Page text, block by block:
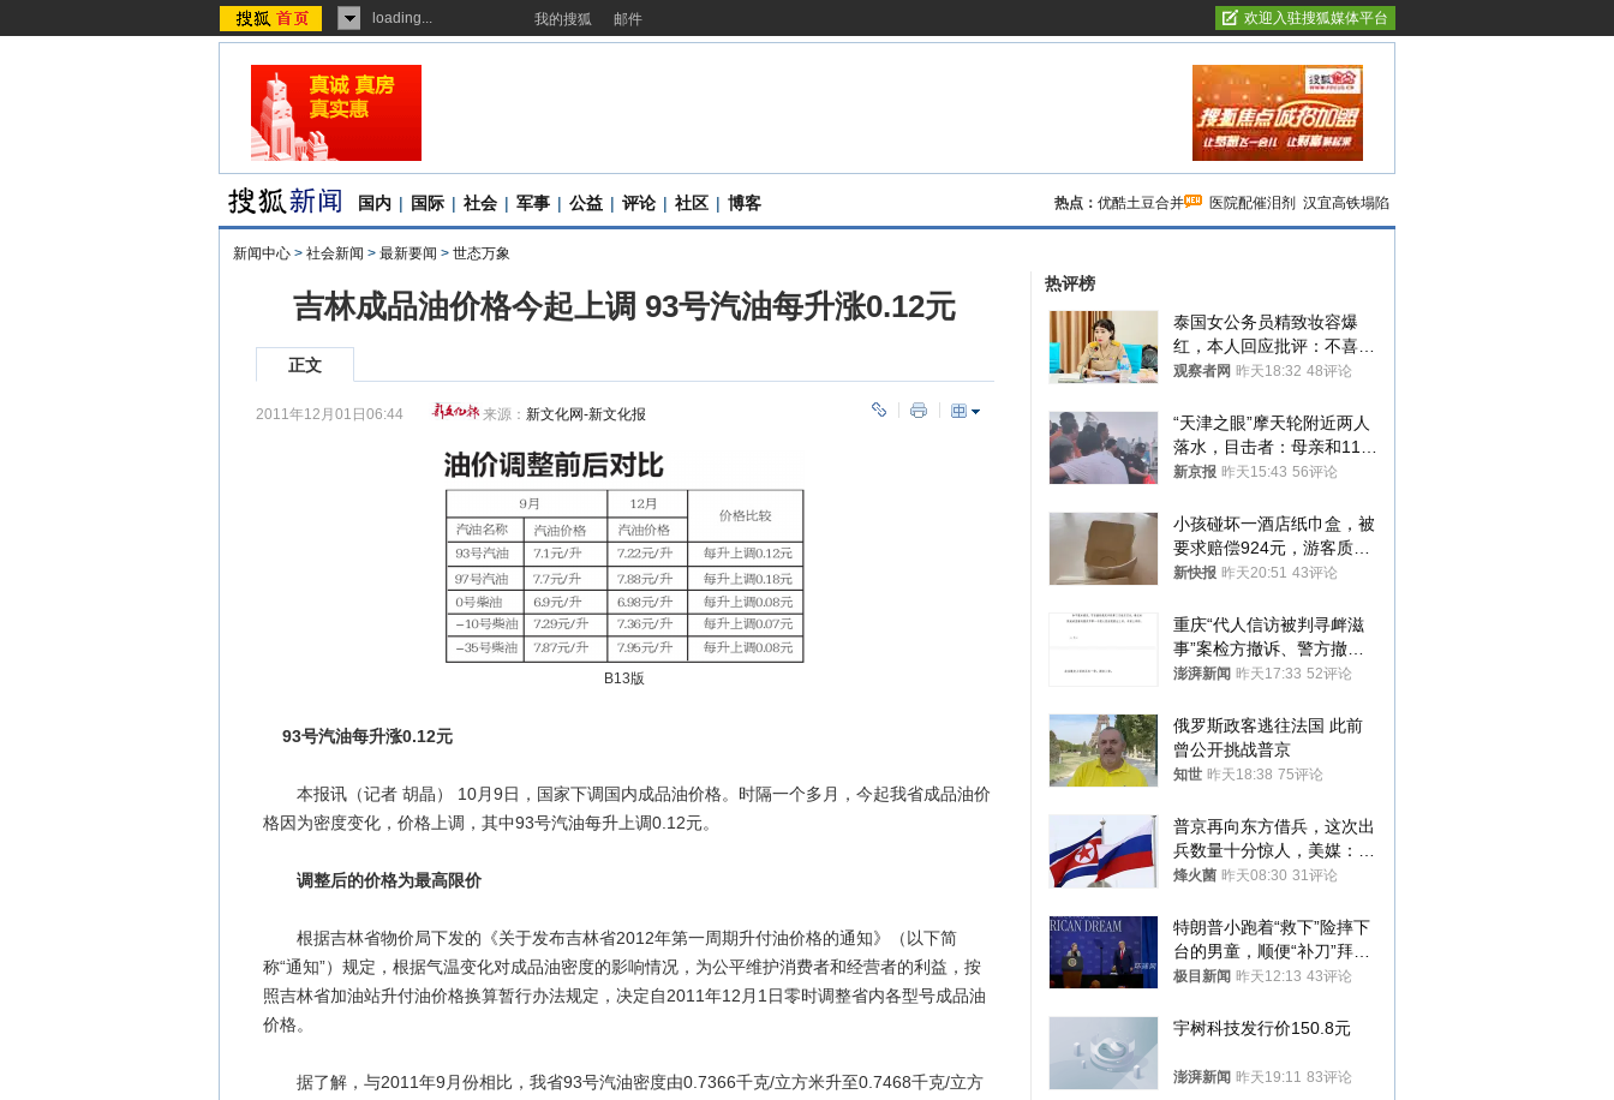
loading... 我的搜狐 邮件 欢迎入驻搜狐媒体平台
国内 | 国际 | 社会 | 军事 | 公益 | 评论 | 社区 | 博客 热点： 优酷土豆合并 医院配催泪剂 汉宜高铁塌陷
新闻中心 > 社会新闻 > 最新要闻 > 世态万象
吉林成品油价格今起上调 93号汽油每升涨0.12元
正文
2011年12月01日06:44 来源： 新文化网-新文化报
B13版
93号汽油每升涨0.12元
本报讯（记者 胡晶） 10月9日，国家下调国内成品油价格。时隔一个多月，今起我省成品油价
格因为密度变化，价格上调，其中93号汽油每升上调0.12元。
调整后的价格为最高限价
根据吉林省物价局下发的《关于发布吉林省2012年第一周期升付油价格的通知》（以下简
称“通知”）规定，根据气温变化对成品油密度的影响情况，为公平维护消费者和经营者的利益，按
照吉林省加油站升付油价格换算暂行办法规定，决定自2011年12月1日零时调整省内各型号成品油
价格。
据了解，与2011年9月份相比，我省93号汽油密度由0.7366千克/立方米升至0.7468千克/立方
热评榜
泰国女公务员精致妆容爆
红，本人回应批评：不喜欢
就别看
观察者网 昨天18:32 48评论
“天津之眼”摩天轮附近两人
落水，目击者：母亲和11岁
儿子先后被打捞上岸
新京报 昨天15:43 56评论
小孩碰坏一酒店纸巾盒，被
要求赔偿924元，游客质疑
酒店房客物品超高标价，市
新快报 昨天20:51 43评论
重庆“代人信访被判寻衅滋
事”案检方撤诉、警方撤
案，两被告人获国赔
澎湃新闻 昨天17:33 52评论
俄罗斯政客逃往法国 此前
曾公开挑战普京
知世 昨天18:38 75评论
普京再向东方借兵，这次出
兵数量十分惊人，美媒：俄
朝要动真格？
烽火菌 昨天08:30 31评论
特朗普小跑着“救下”险摔下
台的男童，顺便“补刀”拜
登：“我可不想他像拜登一
极目新闻 昨天12:13 43评论
宇树科技发行价150.8元
澎湃新闻 昨天19:11 83评论